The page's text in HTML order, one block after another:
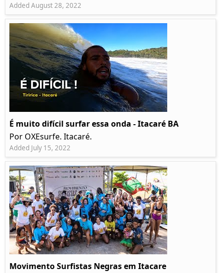
Added August 28, 2022
É muito difícil surfar essa onda - Itacaré BA
Por OXEsurfe. Itacaré.
Added July 15, 2022
Movimento Surfistas Negras em Itacare